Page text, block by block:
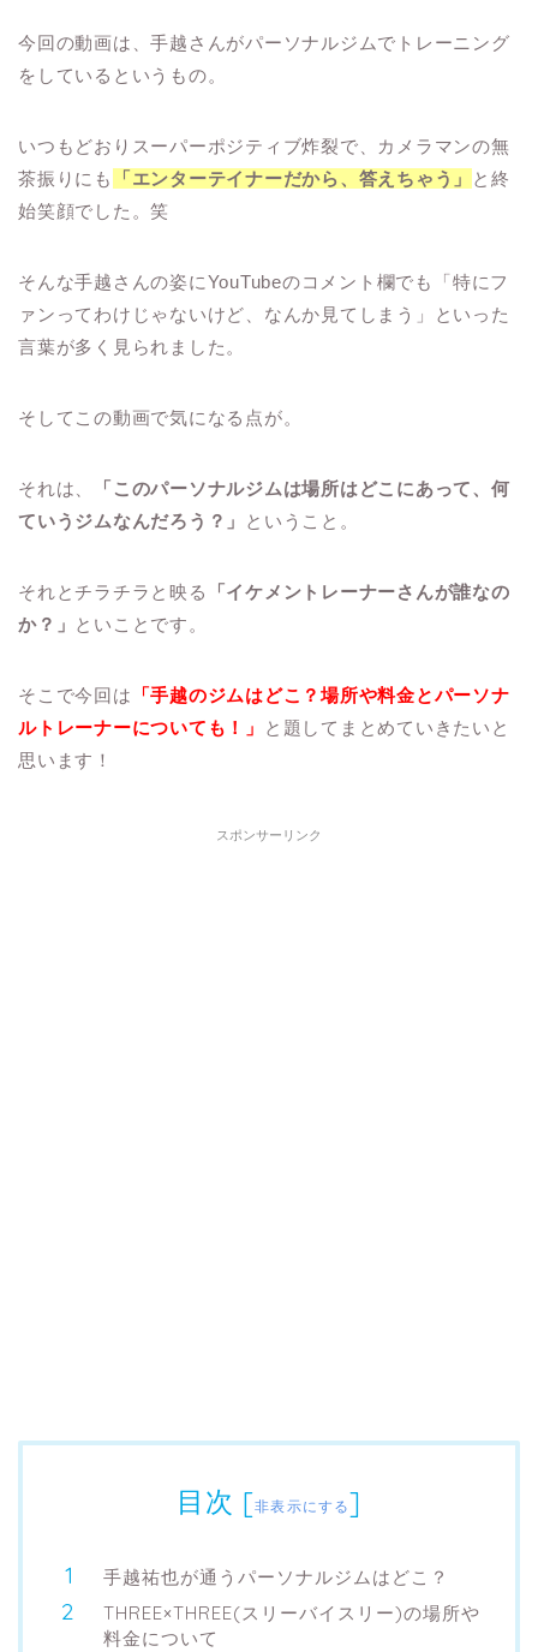
今回の動画は、手越さんがパーソナルジムでトレーニング
をしているというもの。
いつもどおりスーパーポジティブ炸裂で、カメラマンの無
茶振りにも
「エンターテイナーだから、答えちゃう」
と終
始笑顔でした。笑
そんな手越さんの姿にYouTubeのコメント欄でも「特にフ
ァンってわけじゃないけど、なんか見てしまう」といった
言葉が多く見られました。
そしてこの動画で気になる点が。
それは、
「このパーソナルジムは場所はどこにあって、何
ていうジムなんだろう？」
ということ。
それとチラチラと映る
「イケメントレーナーさんが誰なの
か？」 といことです。
そこで今回は 「手越のジムはどこ？場所や料金とパーソナ
ルトレーナーについても！」
と題してまとめていきたいと
思います！
スポンサーリンク
目次 [非表示にする]
手越祐也が通うパーソナルジムはどこ？
THREE×THREE(スリーバイスリー)の場所や
料金について